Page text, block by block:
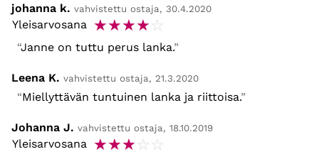
johanna k. vahvistettu ostaja, 30.4.2020
Yleisarvosana ☆☆☆☆☆
Janne on tuttu perus lanka.
Leena K. vahvistettu ostaja, 21.3.2020
Miellyttävän tuntuinen lanka ja riittoisa.
Johanna J. vahvistettu ostaja, 18.10.2019
Yleisarvosana ☆☆☆☆ ☆